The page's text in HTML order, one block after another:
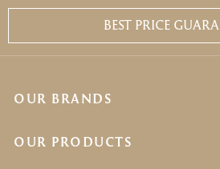
BEST PRICE
OUR BRANDS
OUR PRODUCTS